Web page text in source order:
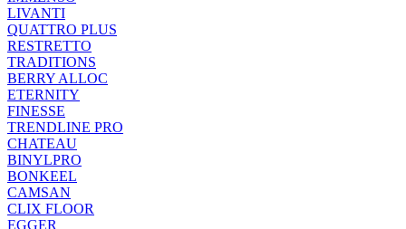
LIVANTI
QUATTRO PLUS
RESTRETTO
TRADITIONS
BERRY ALLOC
ETERNITY
FINESSE
TRENDLINE PRO
CHATEAU
BINYLPRO
BONKEEL
CAMSAN
CLIX FLOOR
EGGER